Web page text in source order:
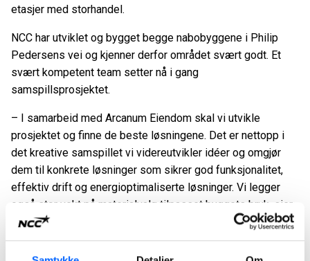
etasjer med storhandel.
NCC har utviklet og bygget begge nabobyggene i Philip
Pedersens vei og kjenner derfor området svært godt. Et
svært kompetent team setter nå i gang
samspillsprosjektet.
– I samarbeid med Arcanum Eiendom skal vi utvikle
prosjektet og finne de beste løsningene. Det er nettopp i
det kreative samspillet vi videreutvikler idéer og omgjør
dem til konkrete løsninger som sikrer god funksjonalitet,
effektiv drift og energioptimaliserte løsninger. Vi legger
også stor vekt på materialvalg tilpasset byggets bruk, sier
Bjørn Kristian Hole, avdelingsleder i NCC Building Nordics.